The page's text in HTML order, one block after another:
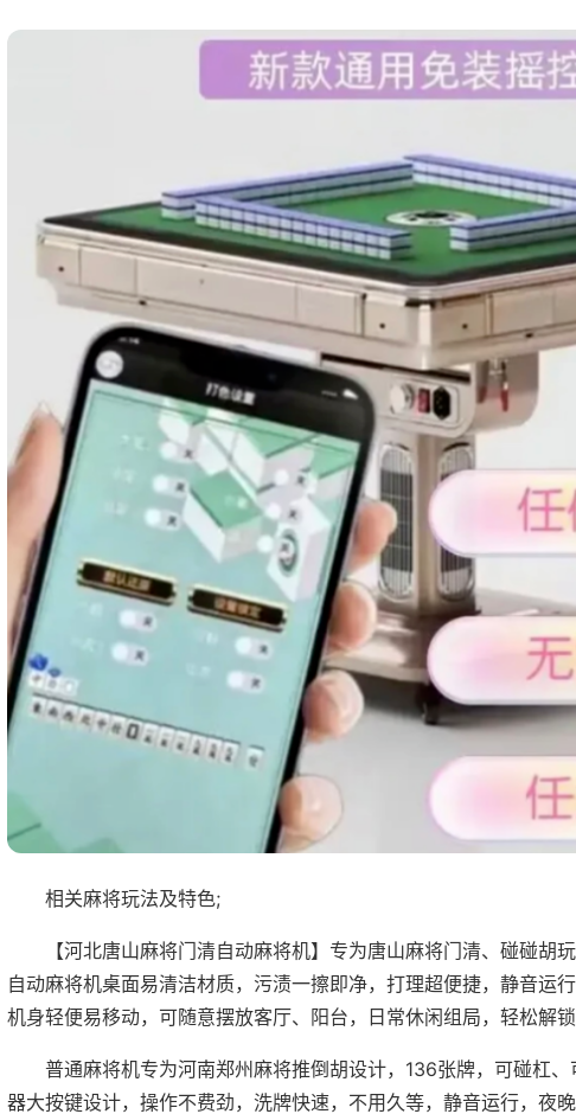
相关麻将玩法及特色;
【河北唐山麻将门清自动麻将机】专为唐山麻将门清、碰碰胡
自动麻将机桌面易清洁材质，污渍一擦即净，打理超便捷，静音运
机身轻便易移动，可随意摆放客厅、阳台，日常休闲组局，轻松解锁
普通麻将机专为河南郑州麻将推倒胡设计，136张牌，可碰杠
器大按键设计，操作不费劲，洗牌快速，不用久等，静音运行，夜